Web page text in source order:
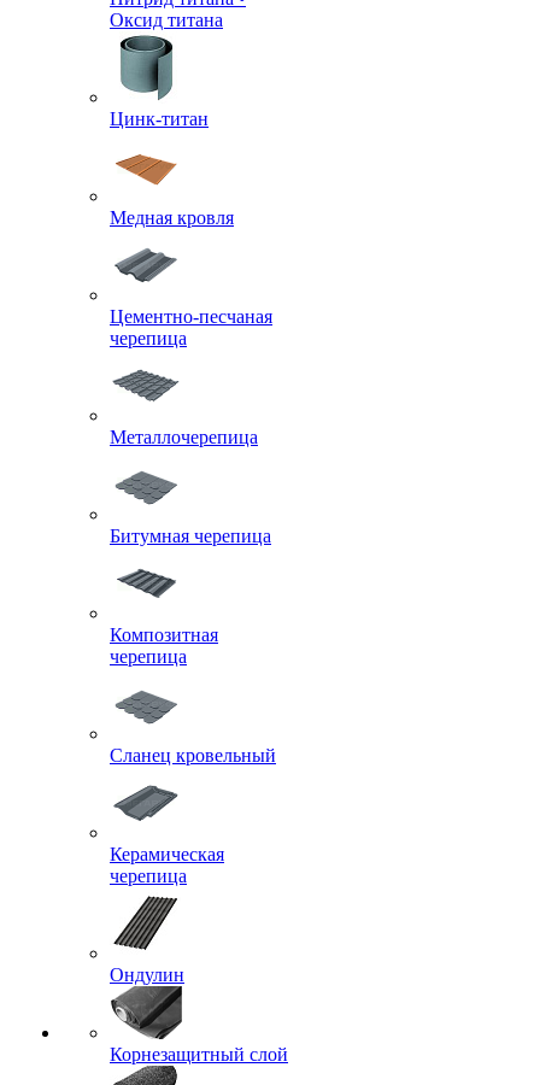
Оксид титана
Цинк-титан
Медная кровля
Цементно-песчаная
черепица
Металлочерепица
Битумная черепица
Композитная
черепица
Сланец кровельный
Керамическая
черепица
Ондулин
Корнезащитный слой